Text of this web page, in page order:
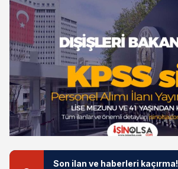
Son ilan ve haberleri kaçırma!